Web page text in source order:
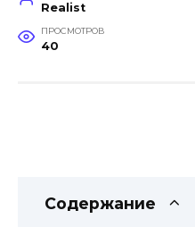
Realist
ПРОСМОТРОВ
40
Содержание